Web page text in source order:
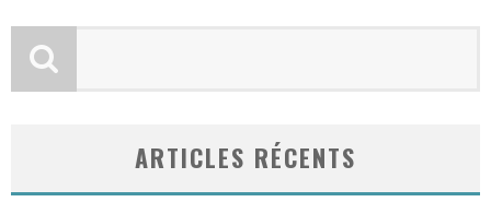
ARTICLES RÉCENTS